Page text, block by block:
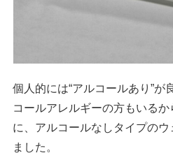
個人的には“アルコールあり”が
コールアレルギーの方もいる
に、アルコールなしタイプのウ
ました。